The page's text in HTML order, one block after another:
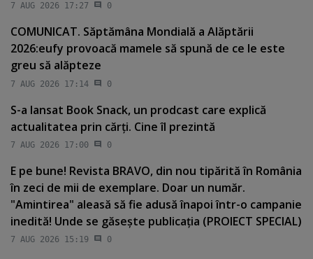
7 AUG 2026 17:27 0
COMUNICAT. Săptămâna Mondială a Alăptării
2026:eufy provoacă mamele să spună de ce le este
greu să alăpteze
7 AUG 2026 17:14 0
S-a lansat Book Snack, un prodcast care explică
actualitatea prin cărţi. Cine îl prezintă
7 AUG 2026 17:00 0
E pe bune! Revista BRAVO, din nou tipărită în România
în zeci de mii de exemplare. Doar un număr.
"Amintirea" aleasă să fie adusă înapoi într-o campanie
inedită! Unde se găseşte publicaţia (PROIECT SPECIAL)
7 AUG 2026 15:19 0